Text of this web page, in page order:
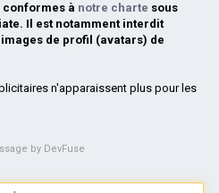
à notre charte sous
Il est notamment interdit
de profil (avatars) de
n'apparaissent plus pour les
by DevFuse